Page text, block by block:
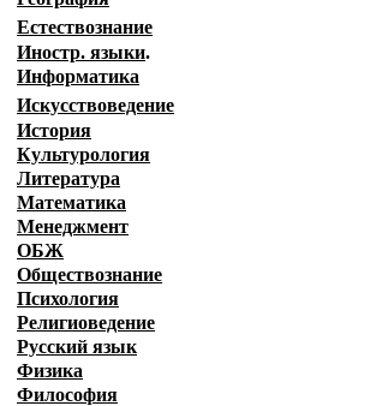
Естествознание
Иностр. языки.
Информатика
Искусствоведение
История
Культурология
Литература
Математика
Менеджмент
ОБЖ
Обществознание
Психология
Религиоведение
Русский язык
Физика
Философия